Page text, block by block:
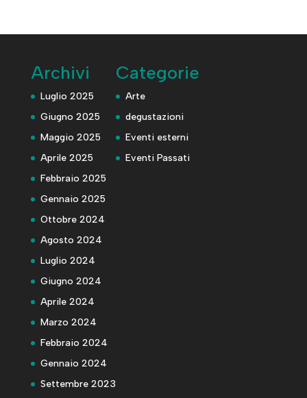
Archivi
Luglio 2025
Giugno 2025
Maggio 2025
Aprile 2025
Febbraio 2025
Gennaio 2025
Ottobre 2024
Agosto 2024
Luglio 2024
Giugno 2024
Aprile 2024
Marzo 2024
Febbraio 2024
Gennaio 2024
Settembre 2023
Categorie
Arte
degustazioni
Eventi esterni
Eventi Passati